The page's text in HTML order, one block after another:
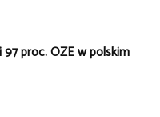
proc. OZE w polskim